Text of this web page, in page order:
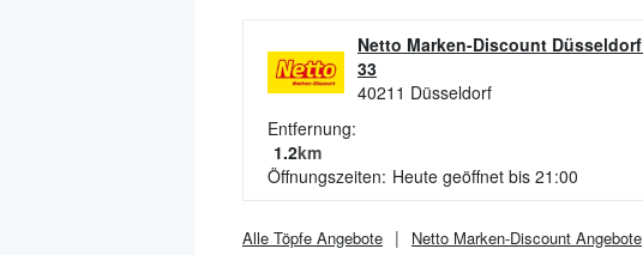
Netto Marken-Discount Düsseldorf
33
40211 Düsseldorf
Entfernung:
1.2km
Öffnungszeiten: Heute geöffnet bis 21:00
Alle Töpfe Angebote Netto Marken-Discount Angebote